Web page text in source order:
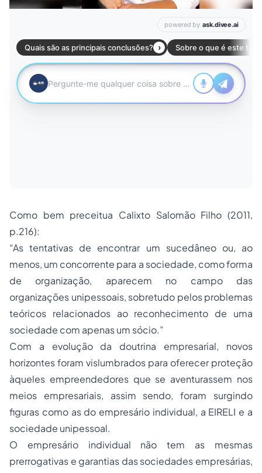
Como bem preceitua Calixto Salomão Filho (2011,
p.216):
“As tentativas de encontrar um sucedâneo ou, ao
menos, um concorrente para a sociedade, como forma
de organização, aparecem no campo das
organizações unipessoais, sobretudo pelos problemas
teóricos relacionados ao reconhecimento de uma
sociedade com apenas um sócio.”
Com a evolução da doutrina empresarial, novos
horizontes foram vislumbrados para oferecer proteção
àqueles empreendedores que se aventurassem nos
meios empresariais, assim sendo, foram surgindo
figuras como as do empresário individual, a EIRELI e a
sociedade unipessoal.
O empresário individual não tem as mesmas
prerrogativas e garantias das sociedades empresárias,